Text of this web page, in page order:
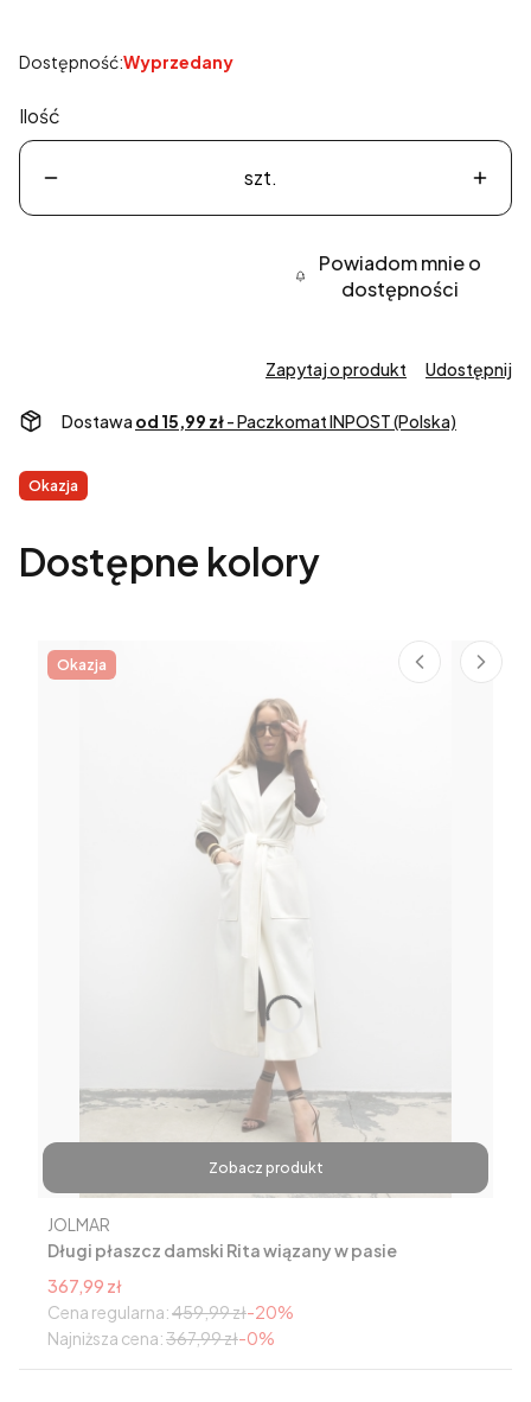
Dostępność:Wyprzedany
Ilość
szt.
Powiadom mnie o
dostępności
Zapytaj o produkt Udostępnij
Dostawa od 15,99 zł- Paczkomat INPOST (Polska)
Etykiety
Okazja
Dostępne kolory
Okazja
Zobacz produkt
Długi płaszcz damski Rita wiązany w pasie
Producent
JOLMAR
Cena promocyjna
367,99 zł
Cena regularna:459,99 zł-20%
Najniższa cena:367,99 zł-0%